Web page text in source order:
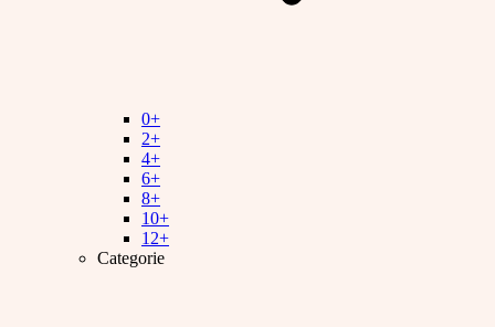
0+
2+
4+
6+
8+
10+
12+
Categorie